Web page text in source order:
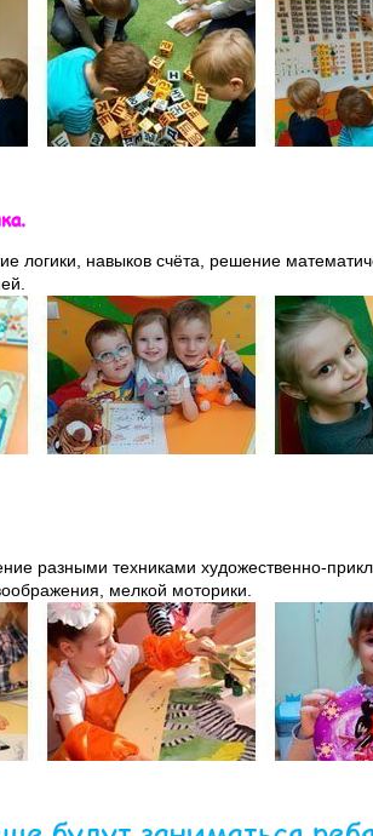
логики, навыков счёта, решение
разными техниками художественно-
мелкой моторики.